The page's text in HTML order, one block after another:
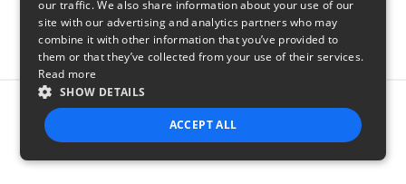
Report this product
our traffic. We also share information about your use of our
site with our advertising and analytics partners who may
combine it with other information that you’ve provided to
them or that they’ve collected from your use of their services.
Read more
SHOW DETAILS
ACCEPT ALL
STRICTLY NECESSARY PERFORMANCE